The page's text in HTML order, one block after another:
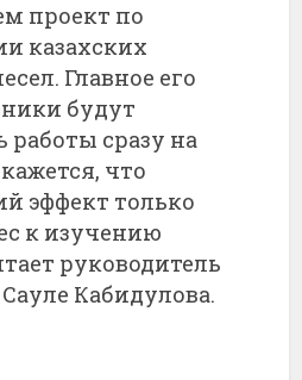
проект по
казахских
Главное его
будут
работы сразу на
что
эффект только
к изучению
руководитель
Кабидулова.